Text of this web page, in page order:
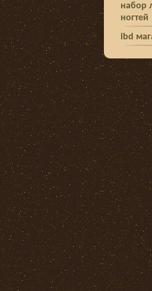
набор
ногтей
ibd